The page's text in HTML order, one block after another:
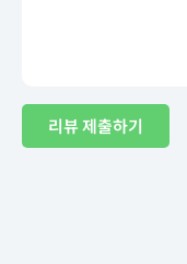
리뷰 제출하기